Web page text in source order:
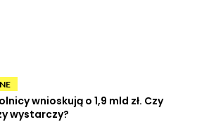
wnioskują o 1,9 mld zł. Czy
wystarczy?